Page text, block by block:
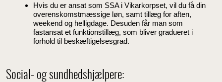
Hvis du er ansat som SSA i Vikarkorpset, vil du få din
overenskomstmæssige løn, samt tillæg for aften,
weekend og helligdage. Desuden får man som
fastansat et funktionstillæg, som bliver gradueret i
forhold til beskæftigelsesgrad.
Social- og sundhedshjælpere: